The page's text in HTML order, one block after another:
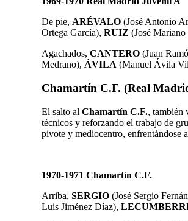
De pie, ARÉVALO (José Antonio
Ortega García), RUIZ (José
Agachados, CANTERO (Juan
Medrano), ÁVILA (Manuel Ávila
Chamartín C.F. (Real
El salto al Chamartín C.F., también
técnicos y reforzando el trabajo de
pivote y mediocentro, enfrentándose
1970-1971 Chamartín C.F.
Arriba, SERGIO (José Sergio
Luis Jiménez Díaz),